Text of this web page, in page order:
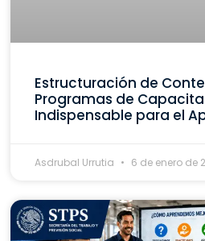
Estructuración de
Programas de
Indispensable para el
Asdrubal Urrutia 6 de enero de